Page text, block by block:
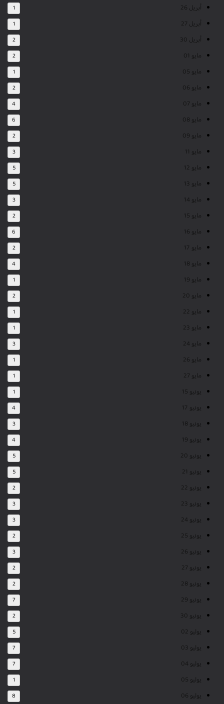
أبريل 26 1
أبريل 27 1
أبريل 30 2
مايو 01 2
مايو 05 1
مايو 06 2
مايو 07 4
مايو 08 6
مايو 09 2
مايو 11 3
مايو 12 5
مايو 13 5
مايو 14 3
مايو 15 2
مايو 16 6
مايو 17 2
مايو 18 4
مايو 19 1
مايو 20 2
مايو 22 1
مايو 23 1
مايو 24 3
مايو 26 1
مايو 27 1
يونيو 15 1
يونيو 17 4
يونيو 18 3
يونيو 19 4
يونيو 20 5
يونيو 21 5
يونيو 22 2
يونيو 23 3
يونيو 24 3
يونيو 25 2
يونيو 26 3
يونيو 27 2
يونيو 28 2
يونيو 29 7
يونيو 30 2
يوليو 02 5
يوليو 03 7
يوليو 04 7
يوليو 05 1
يوليو 06 8